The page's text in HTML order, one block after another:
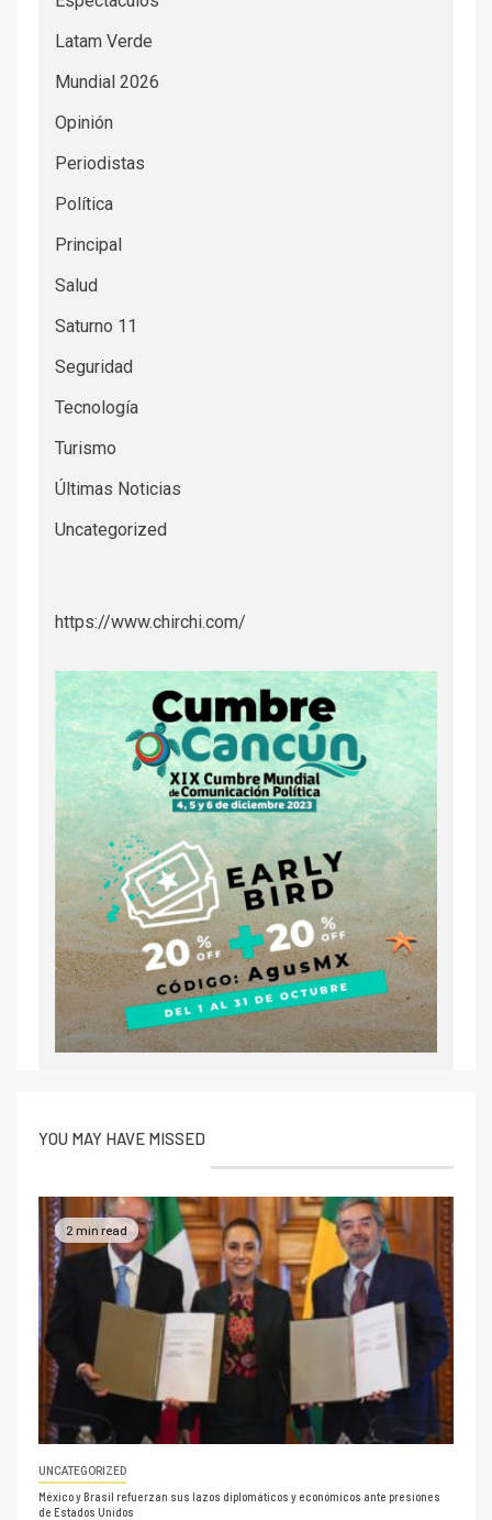
Latam Verde
Mundial 2026
Opinión
Periodistas
Política
Principal
Salud
Saturno 11
Seguridad
Tecnología
Turismo
Últimas Noticias
Uncategorized
https://www.chirchi.com/
YOU MAY HAVE MISSED
2 min read
UNCATEGORIZED
México y Brasil refuerzan sus lazos diplomáticos y económicos ante presiones
de Estados Unidos